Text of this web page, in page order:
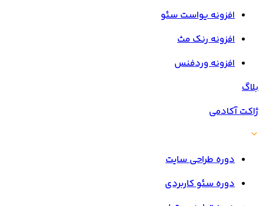
افزونه یواست سئو
افزونه رنک مث
افزونه وردفنس
بلاگ
ژاکت آکادمی
دوره طراحی سایت
دوره سئو کاربردی